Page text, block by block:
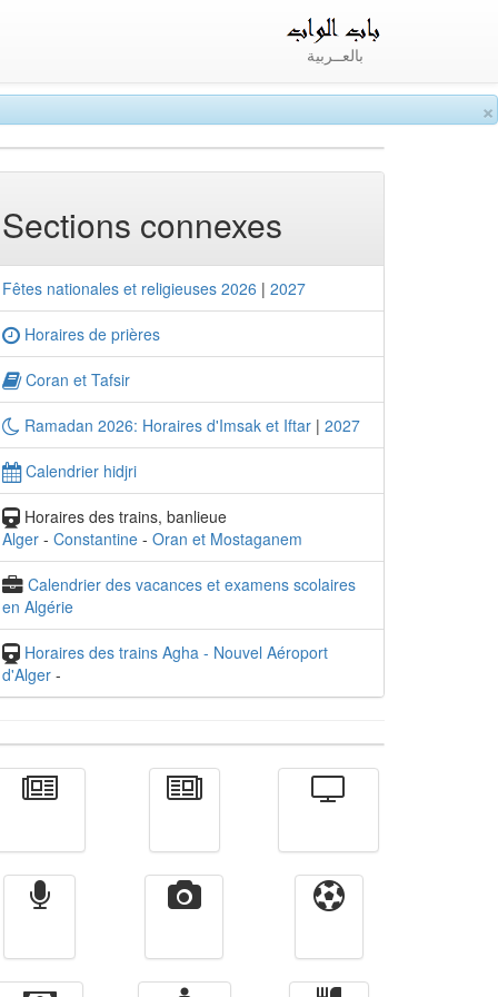
×
بالعــربية
Sections connexes
Fêtes nationales et religieuses 2026 | 2027
Horaires de prières
Coran et Tafsir
Ramadan 2026: Horaires d'Imsak et Iftar | 2027
Calendrier hidjri
Horaires des trains, banlieue
Alger - Constantine - Oran et Mostaganem
Calendrier des vacances et examens scolaires
en Algérie
Horaires des trains Agha - Nouvel Aéroport
d'Alger -